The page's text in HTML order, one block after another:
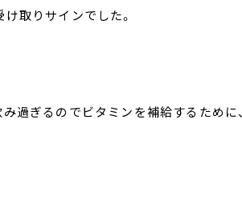
取りサインでした。
過ぎるのでビタミンを補給するために、